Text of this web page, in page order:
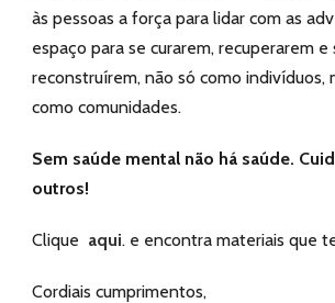
às pessoas a força para lidar com as
espaço para se curarem, recuperarem e
reconstruírem, não só como indivíduos,
como comunidades.
Sem saúde mental não há saúde.
outros!
Clique aqui. e encontra materiais que
Cordiais cumprimentos,